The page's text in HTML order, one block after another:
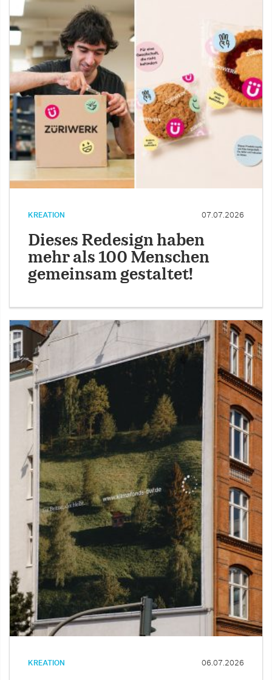
KREATION 07.07.2026
Dieses Redesign haben
mehr als 100 Menschen
gemeinsam gestaltet!
KREATION 06.07.2026